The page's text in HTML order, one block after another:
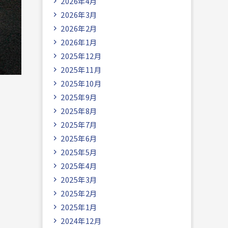
2026年3月
2026年2月
2026年1月
2025年12月
2025年11月
2025年10月
2025年9月
2025年8月
2025年7月
2025年6月
2025年5月
2025年4月
2025年3月
2025年2月
2025年1月
2024年12月